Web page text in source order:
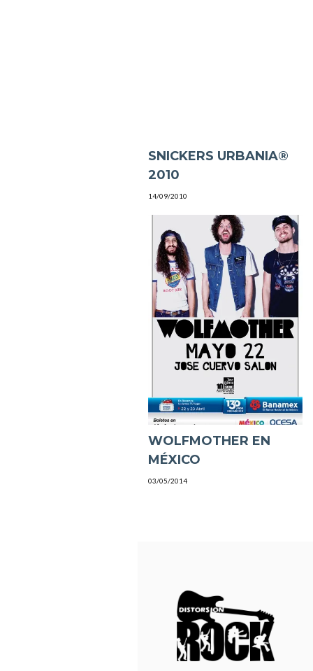
SNICKERS URBANIA®
2010
14/09/2010
WOLFMOTHER EN
MÉXICO
03/05/2014